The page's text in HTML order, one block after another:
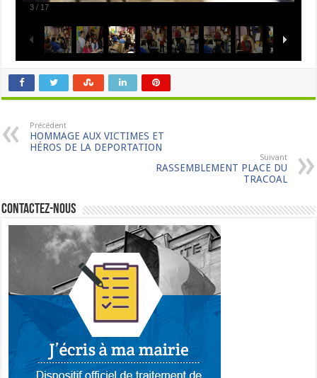
3 / 17
Précédent
HOMMAGE AUX VICTIMES ET
HÉROS DE LA DEPORTATION
Suivant
RASSEMBLEMENT PLACE DU
TRACOAL
Contactez-nous